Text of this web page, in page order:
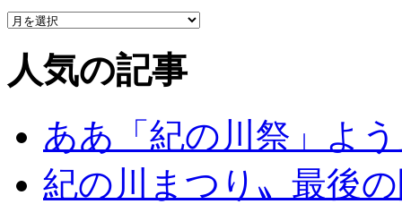
人気の記事
ああ「紀の川祭」よ
紀の川まつり〟最後